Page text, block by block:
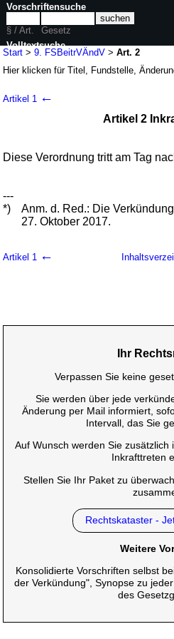
Start >9. FSBeitrVÄndV >Art. 2
Hier klicken fürTitel, Fundstelle,
k.a.Abk.)
1 Änderung | wird in 1 Vorschrift
Artikel 1 ←
Artikel 2
Diese Verordnung tritt am Tag
---
*)
Anm. d. Red.: Die
27. Oktober 2017.
Artikel 1 ←
Vorschriftensuche
§ / Art.
Gesetz
Volltextsuche
nur in 9. FSBeitrVÄndV
Ihr
Verpassen Sie keine
Sie werden über jede
Änderung per Mail informiert,
Intervall, das Sie
Auf Wunsch werden Sie
Inkrafttreten
Stellen Sie Ihr Paket zu
Rechtskataster -
Weitere
Konsolidierte Vorschriften selbst
der Verkündung", Synopse zu
des